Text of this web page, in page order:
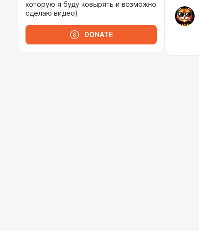
которую я буду ковырять и возможно
сделаю видео)
DONATE